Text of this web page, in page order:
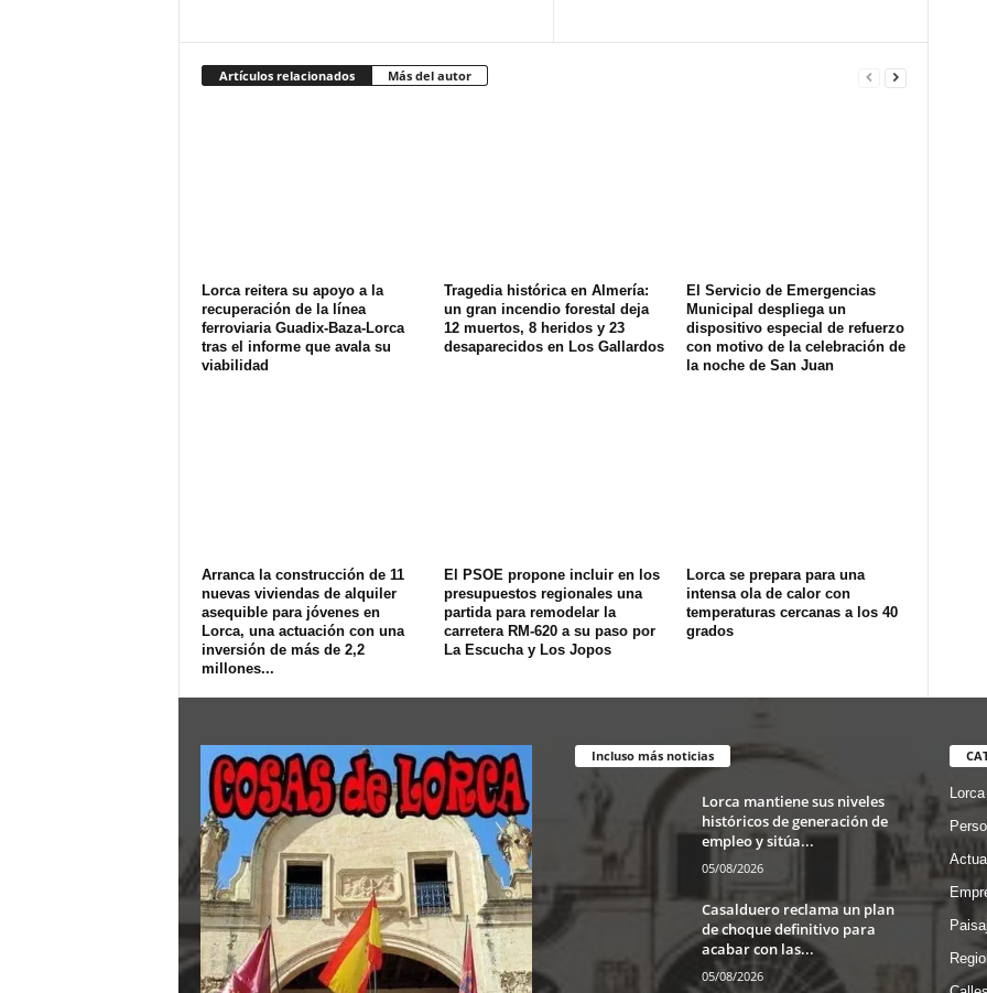
Artículos relacionados Más del autor
Lorca reitera su apoyo a la
recuperación de la línea
ferroviaria Guadix-Baza-Lorca
tras el informe que avala su
viabilidad
Tragedia histórica en Almería:
un gran incendio forestal deja
12 muertos, 8 heridos y 23
desaparecidos en Los Gallardos
El Servicio de Emergencias
Municipal despliega un
dispositivo especial de refuerzo
con motivo de la celebración de
la noche de San Juan
Arranca la construcción de 11
nuevas viviendas de alquiler
asequible para jóvenes en
Lorca, una actuación con una
inversión de más de 2,2
millones...
El PSOE propone incluir en los
presupuestos regionales una
partida para remodelar la
carretera RM-620 a su paso por
La Escucha y Los Jopos
Lorca se prepara para una
intensa ola de calor con
temperaturas cercanas a los 40
grados
Incluso más noticias
Lorca mantiene sus niveles
históricos de generación de
empleo y sitúa...
05/08/2026
Casalduero reclama un plan
de choque definitivo para
acabar con las...
05/08/2026
Lorca